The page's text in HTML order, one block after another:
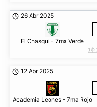
26 Abr 2025
El Chasqui - 7ma Verde
12 Abr 2025
Academia Leones - 7ma Rojo